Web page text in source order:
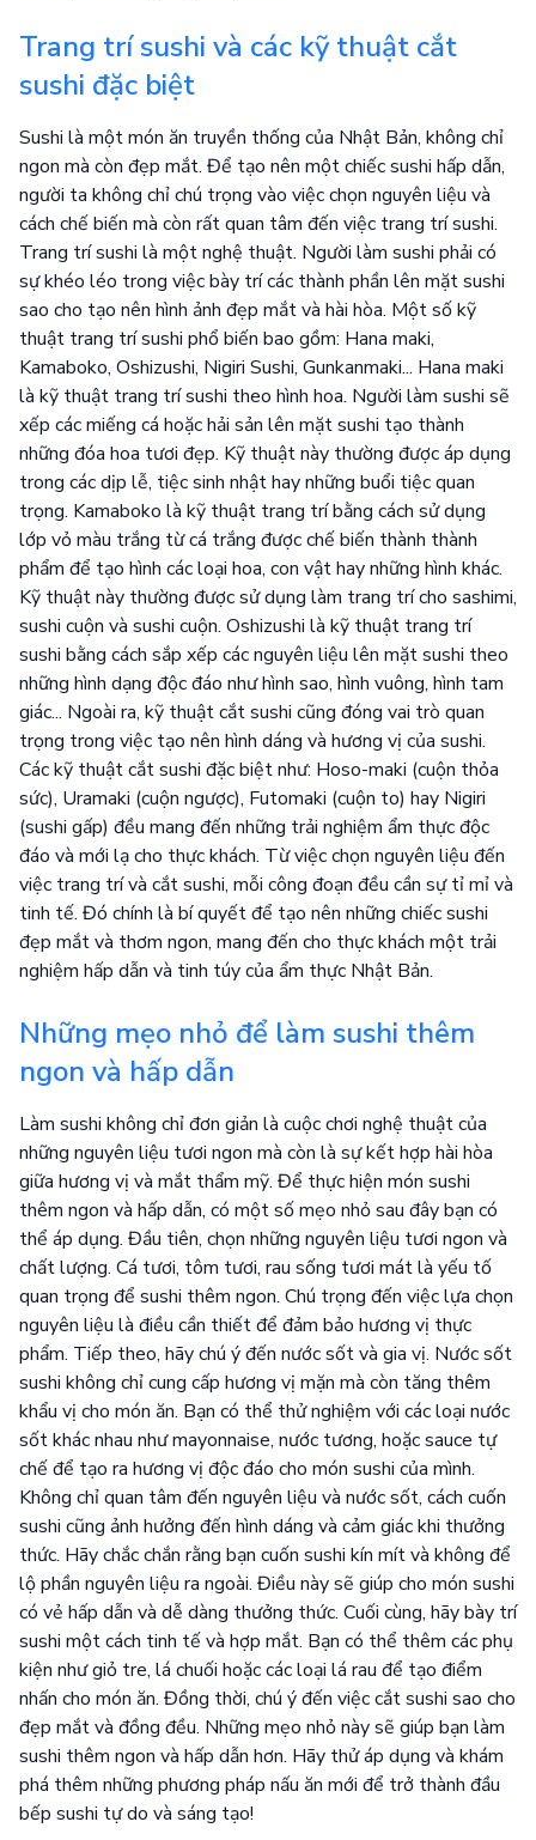
Trang trí sushi và các kỹ thuật cắt
sushi đặc biệt
Sushi là một món ăn truyền thống của Nhật Bản, không chỉ
ngon mà còn đẹp mắt. Để tạo nên một chiếc sushi hấp dẫn,
người ta không chỉ chú trọng vào việc chọn nguyên liệu và
cách chế biến mà còn rất quan tâm đến việc trang trí sushi.
Trang trí sushi là một nghệ thuật. Người làm sushi phải có
sự khéo léo trong việc bày trí các thành phần lên mặt sushi
sao cho tạo nên hình ảnh đẹp mắt và hài hòa. Một số kỹ
thuật trang trí sushi phổ biến bao gồm: Hana maki,
Kamaboko, Oshizushi, Nigiri Sushi, Gunkanmaki... Hana maki
là kỹ thuật trang trí sushi theo hình hoa. Người làm sushi sẽ
xếp các miếng cá hoặc hải sản lên mặt sushi tạo thành
những đóa hoa tươi đẹp. Kỹ thuật này thường được áp dụng
trong các dịp lễ, tiệc sinh nhật hay những buổi tiệc quan
trọng. Kamaboko là kỹ thuật trang trí bằng cách sử dụng
lớp vỏ màu trắng từ cá trắng được chế biến thành thành
phẩm để tạo hình các loại hoa, con vật hay những hình khác.
Kỹ thuật này thường được sử dụng làm trang trí cho sashimi,
sushi cuộn và sushi cuộn. Oshizushi là kỹ thuật trang trí
sushi bằng cách sắp xếp các nguyên liệu lên mặt sushi theo
những hình dạng độc đáo như hình sao, hình vuông, hình tam
giác... Ngoài ra, kỹ thuật cắt sushi cũng đóng vai trò quan
trọng trong việc tạo nên hình dáng và hương vị của sushi.
Các kỹ thuật cắt sushi đặc biệt như: Hoso-maki (cuộn thỏa
sức), Uramaki (cuộn ngược), Futomaki (cuộn to) hay Nigiri
(sushi gấp) đều mang đến những trải nghiệm ẩm thực độc
đáo và mới lạ cho thực khách. Từ việc chọn nguyên liệu đến
việc trang trí và cắt sushi, mỗi công đoạn đều cần sự tỉ mỉ và
tinh tế. Đó chính là bí quyết để tạo nên những chiếc sushi
đẹp mắt và thơm ngon, mang đến cho thực khách một trải
nghiệm hấp dẫn và tinh túy của ẩm thực Nhật Bản.
Những mẹo nhỏ để làm sushi thêm
ngon và hấp dẫn
Làm sushi không chỉ đơn giản là cuộc chơi nghệ thuật của
những nguyên liệu tươi ngon mà còn là sự kết hợp hài hòa
giữa hương vị và mắt thẩm mỹ. Để thực hiện món sushi
thêm ngon và hấp dẫn, có một số mẹo nhỏ sau đây bạn có
thể áp dụng. Đầu tiên, chọn những nguyên liệu tươi ngon và
chất lượng. Cá tươi, tôm tươi, rau sống tươi mát là yếu tố
quan trọng để sushi thêm ngon. Chú trọng đến việc lựa chọn
nguyên liệu là điều cần thiết để đảm bảo hương vị thực
phẩm. Tiếp theo, hãy chú ý đến nước sốt và gia vị. Nước sốt
sushi không chỉ cung cấp hương vị mặn mà còn tăng thêm
khẩu vị cho món ăn. Bạn có thể thử nghiệm với các loại nước
sốt khác nhau như mayonnaise, nước tương, hoặc sauce tự
chế để tạo ra hương vị độc đáo cho món sushi của mình.
Không chỉ quan tâm đến nguyên liệu và nước sốt, cách cuốn
sushi cũng ảnh hưởng đến hình dáng và cảm giác khi thưởng
thức. Hãy chắc chắn rằng bạn cuốn sushi kín mít và không để
lộ phần nguyên liệu ra ngoài. Điều này sẽ giúp cho món sushi
có vẻ hấp dẫn và dễ dàng thưởng thức. Cuối cùng, hãy bày trí
sushi một cách tinh tế và hợp mắt. Bạn có thể thêm các phụ
kiện như giỏ tre, lá chuối hoặc các loại lá rau để tạo điểm
nhấn cho món ăn. Đồng thời, chú ý đến việc cắt sushi sao cho
đẹp mắt và đồng đều. Những mẹo nhỏ này sẽ giúp bạn làm
sushi thêm ngon và hấp dẫn hơn. Hãy thử áp dụng và khám
phá thêm những phương pháp nấu ăn mới để trở thành đầu
bếp sushi tự do và sáng tạo!